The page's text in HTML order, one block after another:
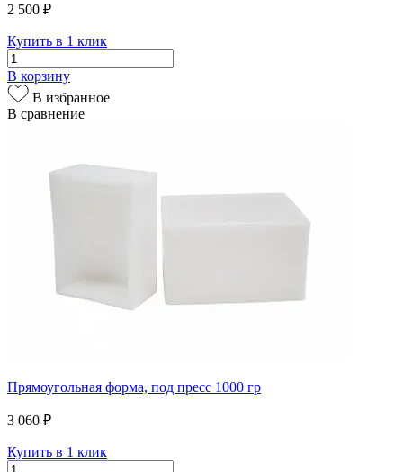
2 500 ₽
Купить в 1 клик
В корзину
В избранное
В сравнение
Прямоугольная форма, под пресс 1000 гр
3 060 ₽
Купить в 1 клик